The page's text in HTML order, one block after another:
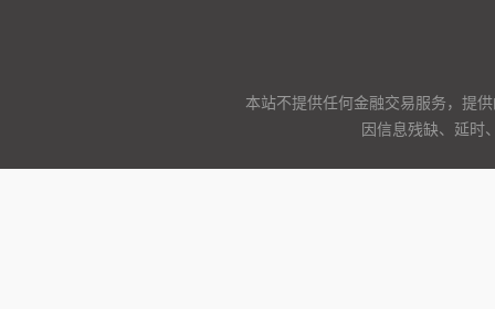
本站不提供任何金融交易服务，提
因信息残缺、延时